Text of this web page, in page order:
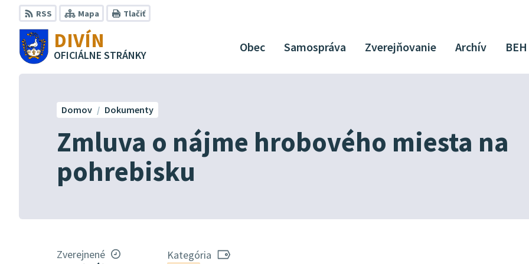
Preskočiť
na
obsah
RSS Mapa Tlačiť
DIVÍN
OFICIÁLNE STRÁNKY
Obec Samospráva Zverejňovanie Archív BEH
Zmluva o nájme hrobového miesta na
pohrebisku
Domov Dokumenty
Zverejnené Kategória